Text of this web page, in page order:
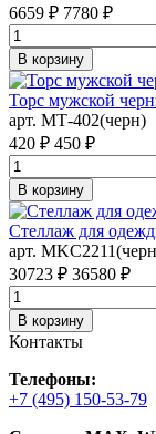
6659 ₽ 7780 ₽
В корзину
Торс мужской
арт. MТ-402(черн)
420 ₽ 450 ₽
В корзину
Стеллаж для
арт.
30723 ₽ 36580 ₽
В корзину
Контакты
Телефоны:
+7 (495) 150-53-79